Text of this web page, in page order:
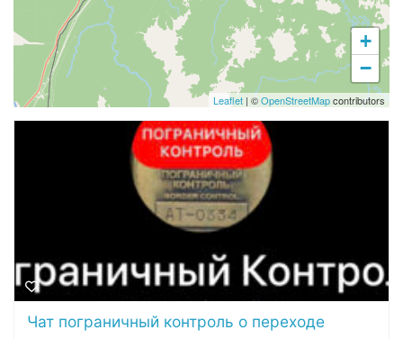
Чат пограничный контроль о переходе
+
−
Leaflet | ©OpenStreetMapcontributors